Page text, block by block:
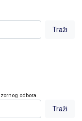
odbora.